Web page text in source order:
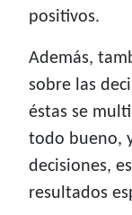
positivos.
Además,
sobre las
éstas se
todo bueno,
decisiones,
resultados